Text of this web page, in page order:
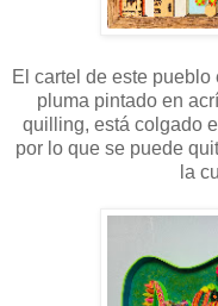
El cartel de este pueblo
pluma pintado en
quilling, está colgado
por lo que se puede
la